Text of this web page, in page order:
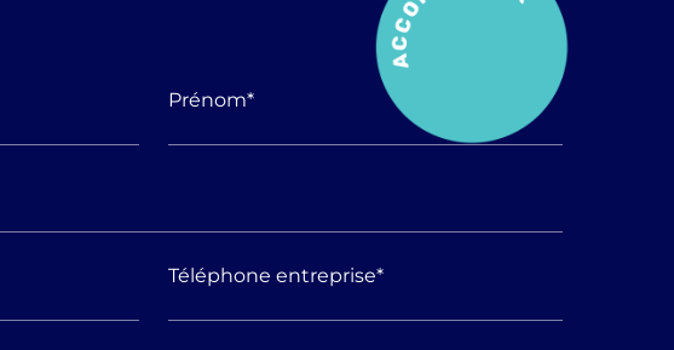
Prénom*
Téléphone entreprise*